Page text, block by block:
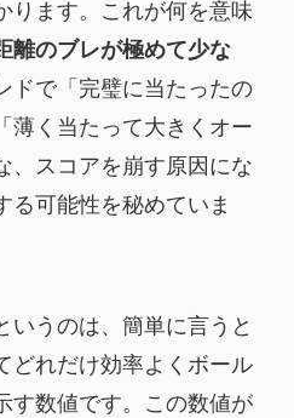
ります。これが何を意味
離のブレが極めて少な
ドで「完璧に当たったの
薄く当たって大きくオー
、スコアを崩す原因にな
る可能性を秘めていま
いうのは、簡単に言うと
どれだけ効率よくボール
す数値です。この数値が